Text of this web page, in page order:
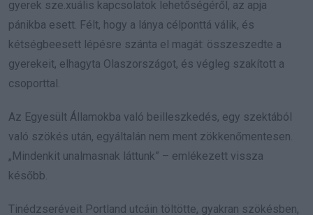
gyerek sze.xuális kapcsolatok lehetőségéről, az apja
pánikba esett. Félt, hogy a lánya célponttá válik, és
kétségbeesett lépésre szánta el magát: összeszedte a
gyerekeit, elhagyta Olaszországot, és végleg szakított a
csoporttal.
Az Egyesült Államokba való beilleszkedés, egy szektából
való szökés után, egyáltalán nem ment zökkenőmentesen.
„Mindenkit unalmasnak láttunk” – emlékezett vissza
később.
Tinédzseréveit Portland utcáin töltötte, gyakran szökésben,